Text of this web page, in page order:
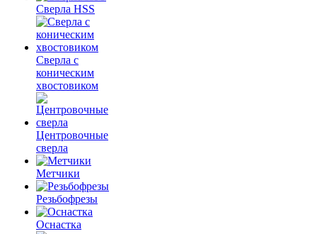
Сверла HSS
Сверла с
коническим
хвостовиком
Центровочные
сверла
Метчики
Резьбофрезы
Оснастка